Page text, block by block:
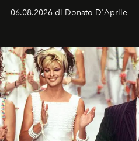
Italia la sua style evolution.
06.08.2026 di Donato D'Aprile